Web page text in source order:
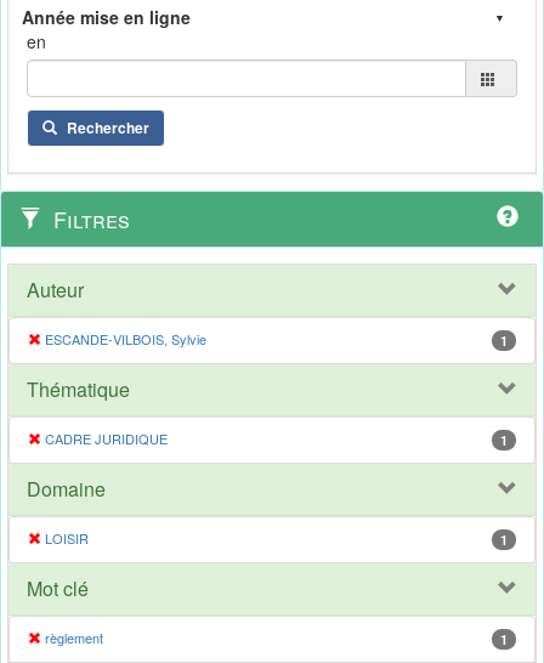
en
Rechercher
Filtres
Auteur
ESCANDE-VILBOIS, Sylvie 1
Thématique
CADRE JURIDIQUE 1
Domaine
LOISIR 1
Mot clé
règlement 1